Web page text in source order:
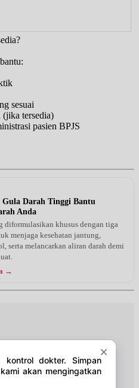
sesuai
(jika tersedia)
pasien BPJS
Darah Tinggi Bantu
Anda
diformulasikan khusus dengan tiga
menjaga kesehatan jantung,
serta melancarkan aliran darah demi
→